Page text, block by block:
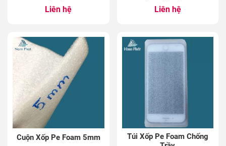
Liên hệ Liên hệ
Cuộn Xốp Pe Foam 5mm
Túi Xốp Pe Foam Chống